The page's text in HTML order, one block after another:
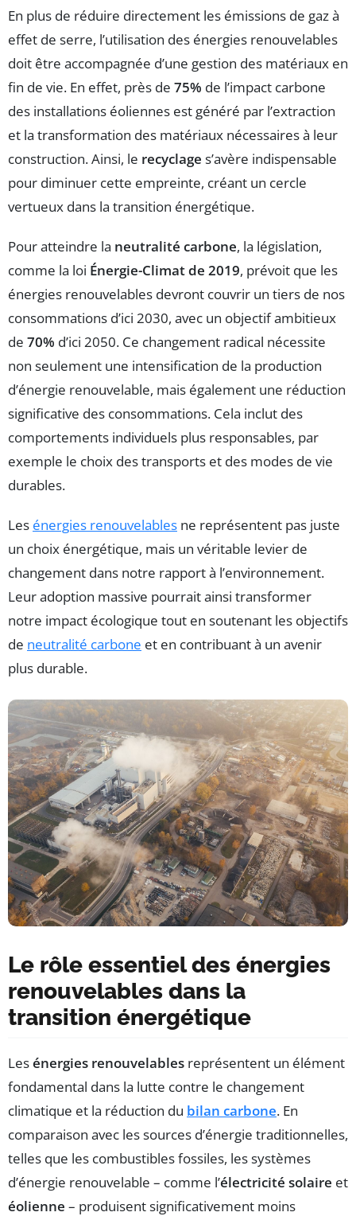
En plus de réduire directement les émissions de gaz à
effet de serre, l’utilisation des énergies renouvelables
doit être accompagnée d’une gestion des matériaux en
fin de vie. En effet, près de 75% de l’impact carbone
des installations éoliennes est généré par l’extraction
et la transformation des matériaux nécessaires à leur
construction. Ainsi, le recyclage s’avère indispensable
pour diminuer cette empreinte, créant un cercle
vertueux dans la transition énergétique.
Pour atteindre la neutralité carbone, la législation,
comme la loi Énergie-Climat de 2019, prévoit que les
énergies renouvelables devront couvrir un tiers de nos
consommations d’ici 2030, avec un objectif ambitieux
de 70% d’ici 2050. Ce changement radical nécessite
non seulement une intensification de la production
d’énergie renouvelable, mais également une réduction
significative des consommations. Cela inclut des
comportements individuels plus responsables, par
exemple le choix des transports et des modes de vie
durables.
Les énergies renouvelables ne représentent pas juste
un choix énergétique, mais un véritable levier de
changement dans notre rapport à l’environnement.
Leur adoption massive pourrait ainsi transformer
notre impact écologique tout en soutenant les objectifs
de neutralité carbone et en contribuant à un avenir
plus durable.
Le rôle essentiel des énergies
renouvelables dans la
transition énergétique
Lesénergies renouvelables représentent un élément
fondamental dans la lutte contre le changement
climatique et la réduction du bilan carbone. En
comparaison avec les sources d’énergie traditionnelles,
telles que les combustibles fossiles, les systèmes
d’énergie renouvelable – comme l’électricité solaire et
éolienne – produisent significativement moins